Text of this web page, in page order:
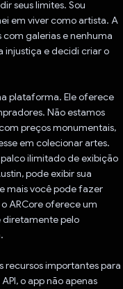
seus limites. Sou
em viver como artista. A
galerias e nenhuma
injustiça e decidi criar o
plataforma. Ele oferece
Não estamos
preços monumentais,
em colecionar artes.
ilimitado de exibição
pode exibir sua
mais você pode fazer
ARCore oferece um
diretamente pelo
recursos importantes para
o app não apenas